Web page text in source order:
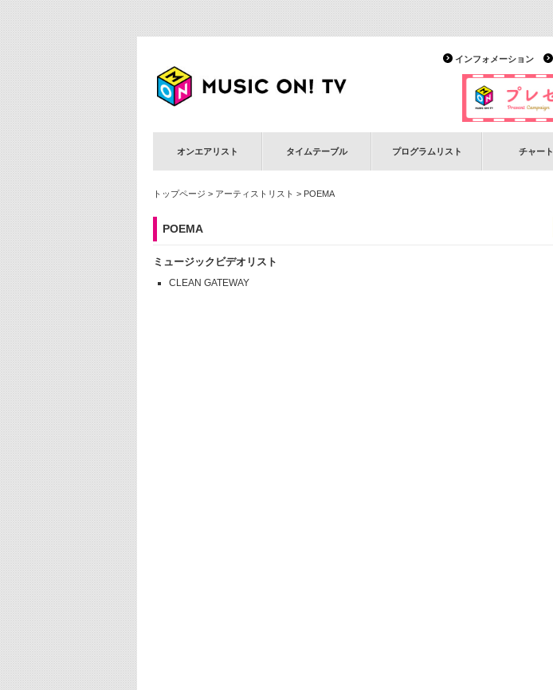
インフォメーション
オンエアリスト タイムテーブル プログラムリスト チャート
トップページ > アーティストリスト > POEMA
POEMA
ミュージックビデオリスト
CLEAN GATEWAY